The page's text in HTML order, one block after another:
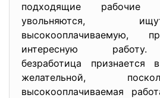
подходящие рабочие
увольняются,
высокооплачиваемую,
интересную работу.
безработица
желательной,
высокооплачиваемая